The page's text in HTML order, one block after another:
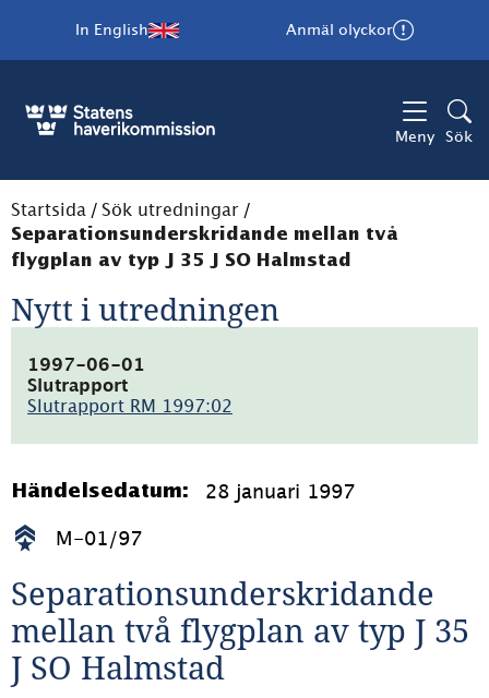
In English Anmäl olyckor
Meny Sök
Startsida / Sök utredningar /
Separationsunderskridande mellan två
flygplan av typ J 35 J SO Halmstad
Nytt i utredningen
1997-06-01
Slutrapport
Slutrapport RM 1997:02
12.6kB)
Händelsedatum: 28 januari 1997
M-01/97
Separationsunderskridande
mellan två flygplan av typ J 35
J SO Halmstad